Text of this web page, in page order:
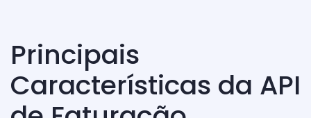
Principais
Características da API